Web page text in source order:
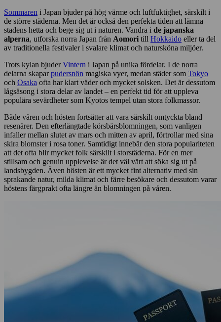
Sommaren i Japan bjuder på hög värme och luftfuktighet, särskilt i
de större städerna. Men det är också den perfekta tiden att lämna
stadens hetta och bege sig ut i naturen. Vandra i de japanska
alperna, utforska norra Japan från Aomori till Hokkaido eller ta del
av traditionella festivaler i svalare klimat och natursköna miljöer.
Trots kylan bjuderVintern i Japan på unika fördelar. I de norra
delarna skaparpudersnön magiska vyer, medan städer som Tokyo
och Osaka ofta har klart väder och mycket solsken. Det är dessutom
lågsäsong i stora delar av landet – en perfekt tid för att uppleva
populära sevärdheter som Kyotos tempel utan stora folkmassor.
Både våren och hösten fortsätter att vara särskilt omtyckta bland
resenärer. Den efterlängtade körsbärsblomningen, som vanligen
infaller mellan slutet av mars och mitten av april, förtrollar med sina
skira blomster i rosa toner. Samtidigt innebär den stora populariteten
att det ofta blir mycket folk särskilt i storstäderna. För en mer
stillsam och genuin upplevelse är det väl värt att söka sig ut på
landsbygden. Även hösten är ett mycket fint alternativ med sin
sprakande natur, milda klimat och färre besökare och dessutom varar
höstens färgprakt ofta längre än blomningen på våren.